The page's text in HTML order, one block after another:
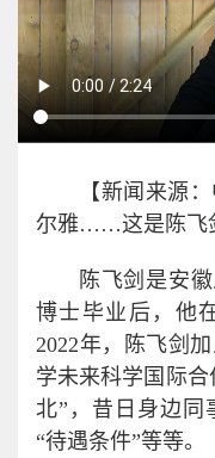
【新闻来源
尔雅……这是陈飞
陈飞剑是安
博士毕业后，他
2022年，陈飞剑
学未来科学国际
北”，昔日身边同
“待遇条件”等等。